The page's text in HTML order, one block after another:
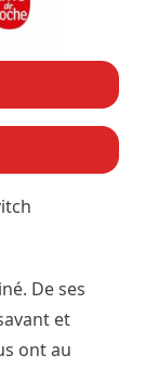
De ses
et
ont au